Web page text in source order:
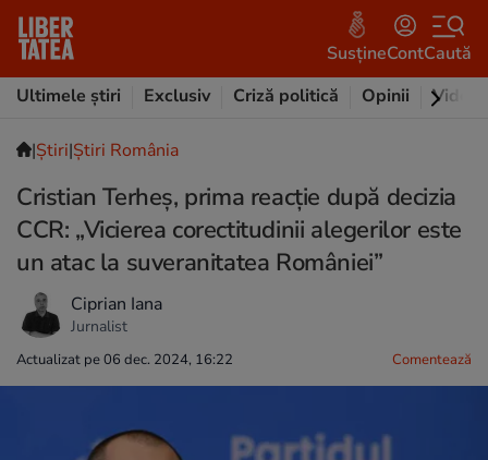
SusțineContCaută
Ultimele știri
Exclusiv Criză politică Opinii Video
|Ştiri|Știri România
Cristian Terheş, prima reacție după decizia
CCR: „Vicierea corectitudinii alegerilor este
un atac la suveranitatea României”
Ciprian Iana
Jurnalist
Actualizat pe 06 dec. 2024, 16:22 Comentează